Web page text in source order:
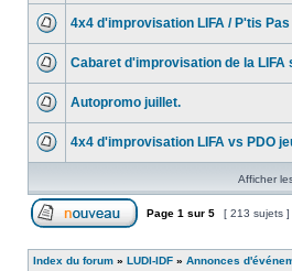
4x4 d'improvisation LIFA / P'tis
Cabaret d'improvisation de la LIFA
Autopromo juillet.
4x4 d'improvisation LIFA vs PDO
Afficher
Page 1 sur 5 [ 213 sujets ]
Index du forum » LUDI-IDF » Annonces